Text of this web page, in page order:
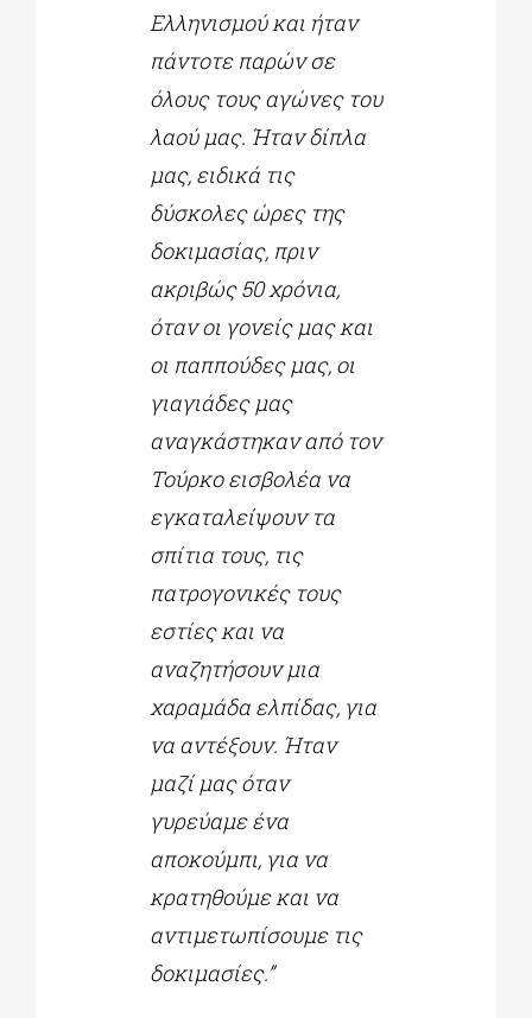
Ελληνισμού και ήταν
πάντοτε παρών σε
όλους τους αγώνες του
λαού μας. Ήταν δίπλα
μας, ειδικά τις
δύσκολες ώρες της
δοκιμασίας, πριν
ακριβώς 50 χρόνια,
όταν οι γονείς μας και
οι παππούδες μας, οι
γιαγιάδες μας
αναγκάστηκαν από τον
Τούρκο εισβολέα να
εγκαταλείψουν τα
σπίτια τους, τις
πατρογονικές τους
εστίες και να
αναζητήσουν μια
χαραμάδα ελπίδας, για
να αντέξουν. Ήταν
μαζί μας όταν
γυρεύαμε ένα
αποκούμπι, για να
κρατηθούμε και να
αντιμετωπίσουμε τις
δοκιμασίες.”